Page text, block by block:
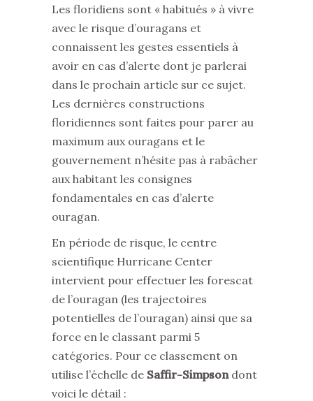
Les floridiens sont « habitués » à vivre
avec le risque d’ouragans et
connaissent les gestes essentiels à
avoir en cas d’alerte dont je parlerai
dans le prochain article sur ce sujet.
Les dernières constructions
floridiennes sont faites pour parer au
maximum aux ouragans et le
gouvernement n’hésite pas à rabâcher
aux habitant les consignes
fondamentales en cas d’alerte
ouragan.
En période de risque, le centre
scientifique Hurricane Center
intervient pour effectuer les forescat
de l’ouragan (les trajectoires
potentielles de l’ouragan) ainsi que sa
force en le classant parmi 5
catégories. Pour ce classement on
utilise l’échelle de Saffir-Simpsondont
voici le détail :